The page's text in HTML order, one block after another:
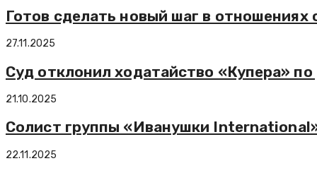
Готов сделать новый шаг в
27.11.2025
Суд отклонил ходатайство «Купера»
21.10.2025
Солист группы «Иванушки
22.11.2025